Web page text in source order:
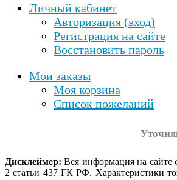
Личный кабинет
Авторизация (вход)
Регистрация на сайте
Восстановить пароль
Мои заказы
Моя корзина
Список пожеланий
Дисклеймер: Вся информация на сайте
2 статьи 437 ГК РФ. Характеристики